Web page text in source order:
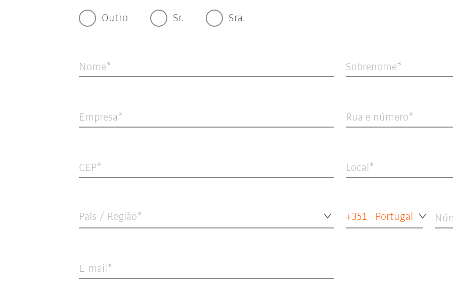
Outro Sr. Sra.
Nome Sobrenome
Empresa Rua e número
CEP Local
País / Região* +351 - Portugal
E-mail